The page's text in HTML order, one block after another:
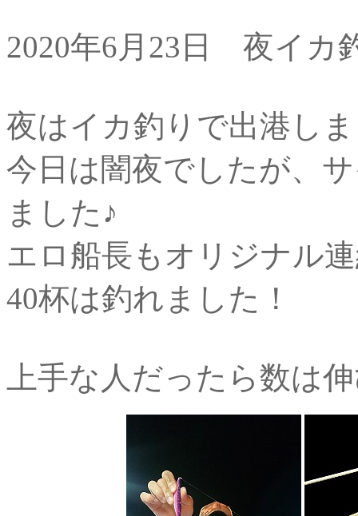
2020年6月23日 夜イカ
夜はイカ釣りで出港し
今日は闇夜でしたが、
ました♪
エロ船長もオリジナル
40杯は釣れました！
上手な人だったら数は